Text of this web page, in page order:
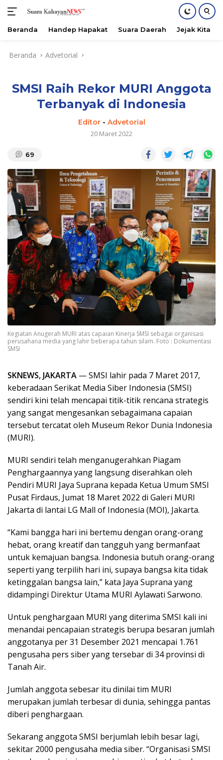
Beranda Handep Hapakat Suara Daerah Jejak Kita
Beranda Advetorial
SMSI Raih Rekor MURI Anggota
Terbanyak di Indonesia
Editor- Advetorial
20 Maret 2022
69
Kegiatan Anugerah MURI atas capaian Kinerja SMSI sebagai organisasi
perusahana media yang lahir beberapa tahun silam. Foto : Dokumentasi
SMSI
SKNEWS, JAKARTA — SMSI lahir pada 7 Maret 2017,
keberadaan Serikat Media Siber Indonesia (SMSI)
sendiri kini telah mencapai titik-titik rencana strategis
yang sangat mengesankan sebagaimana capaian
tersebut tercatat oleh Museum Rekor Dunia Indonesia
(MURI).
MURI sendiri telah menganugerahkan Piagam
Penghargaannya yang langsung diserahkan oleh
Pendiri MURI Jaya Suprana kepada Ketua Umum SMSI
Pusat Firdaus, Jumat 18 Maret 2022 di Galeri MURI
Jakarta di lantai LG Mall of Indonesia (MOI), Jakarta.
“Kami bangga hari ini bertemu dengan orang-orang
hebat, orang kreatif dan tangguh yang bermanfaat
untuk kemajuan bangsa. Indonesia butuh orang-orang
seperti yang terpilih hari ini, supaya bangsa kita tidak
ketinggalan bangsa lain,” kata Jaya Suprana yang
didampingi Direktur Utama MURI Aylawati Sarwono.
Untuk penghargaan MURI yang diterima SMSI kali ini
menandai pencapaian strategis berupa besaran jumlah
anggotanya per 31 Desember 2021 mencapai 1.761
pengusaha pers siber yang tersebar di 34 provinsi di
Tanah Air.
Jumlah anggota sebesar itu dinilai tim MURI
merupakan jumlah terbesar di dunia, sehingga pantas
diberi penghargaan.
Sekarang anggota SMSI berjumlah lebih besar lagi,
sekitar 2000 pengusaha media siber. “Organisasi SMSI